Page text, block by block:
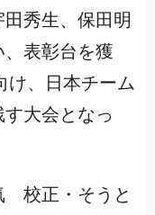
秀生、保田明
、表彰台を獲
け、日本チーム
大会となっ
校正・そうと